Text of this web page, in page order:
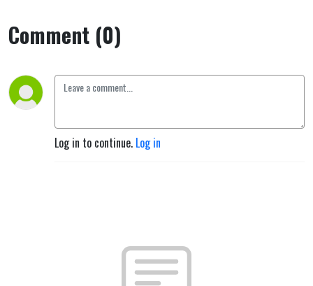
mine
øyne har
sett din
frelse."
Comment (0)
Log in to continue. Log in